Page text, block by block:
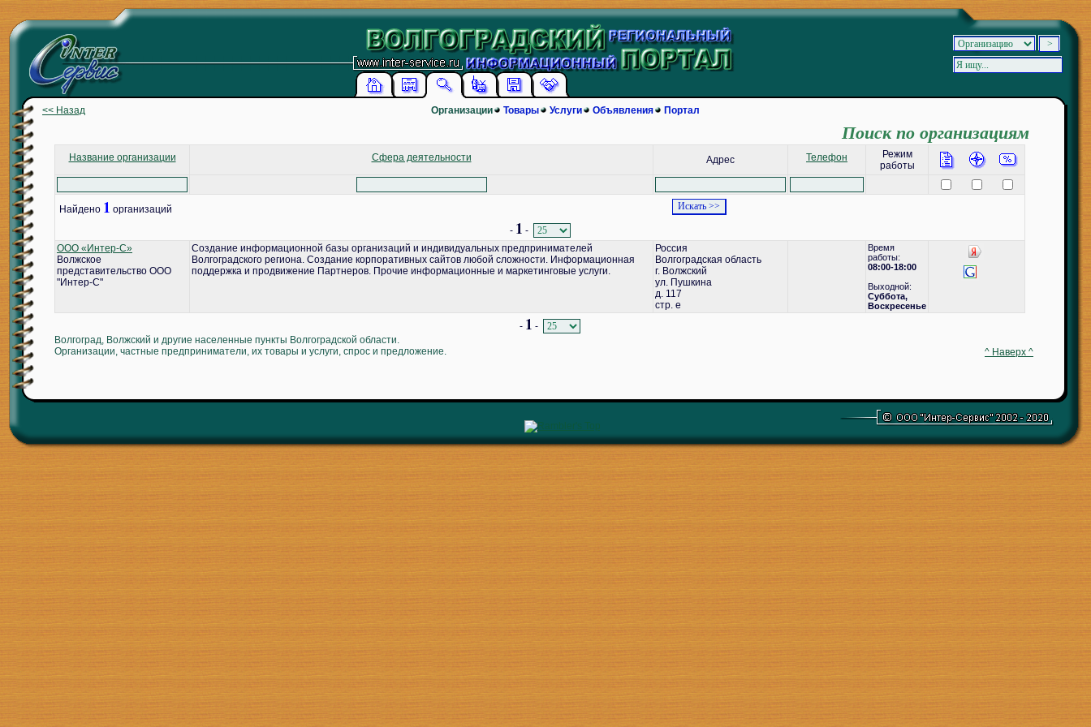
<< Назад Организации Товары Услуги Объявления Портал
Поиск по организациям
Название организации Сфера деятельности Адрес Телефон
Режим
работы
Найдено 1 организаций
- 1 -
ООО «Интер-С»
Волжское
представительство ООО
"Интер-С"
Создание информационной базы организаций и индивидуальных предпринимателей
Волгоградского региона. Создание корпоративных сайтов любой сложности. Информационная
поддержка и продвижение Партнеров. Прочие информационные и маркетинговые услуги.
Россия
Волгоградская область
г. Волжский
ул. Пушкина
д. 117
стр. е
Время
работы:
08:00-18:00
Выходной:
Суббота,
Воскресенье
- 1 -
Волгоград, Волжский и другие населенные пункты Волгоградской области.
Организации, частные предприниматели, их товары и услуги, спрос и предложение.
^ Наверх ^